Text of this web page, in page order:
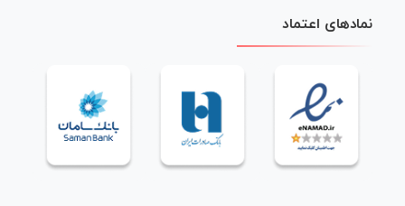
نمادهای اعتماد